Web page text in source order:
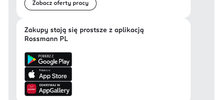
Zobacz oferty pracy
Zakupy stają się prostsze z aplikacją
Rossmann PL